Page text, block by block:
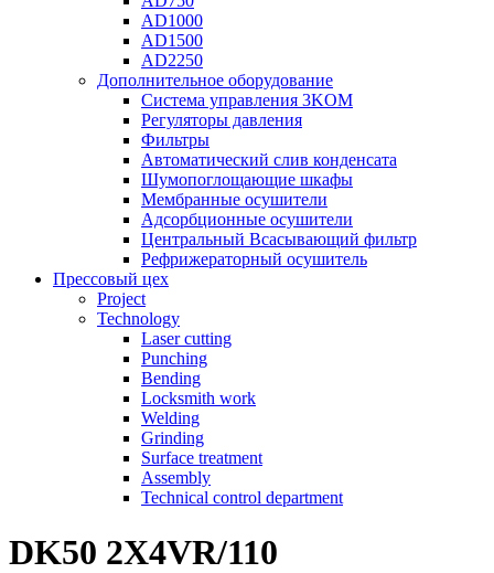
AD1000
AD1500
AD2250
Дополнительное оборудование
Система управления 3KOM
Регуляторы давления
Фильтры
Автоматический слив конденсата
Шумопоглощающие шкафы
Мембранные осушители
Адсорбционные осушители
Центральный Всасывающий фильтр
Рефрижераторный осушитель
Прессовый цех
Project
Technology
Laser cutting
Punching
Bending
Locksmith work
Welding
Grinding
Surface treatment
Assembly
Technical control department
DK50 2X4VR/110